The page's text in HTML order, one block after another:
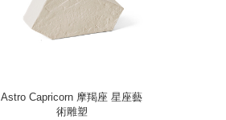
Astro Capricorn 摩羯座 星座藝
術雕塑